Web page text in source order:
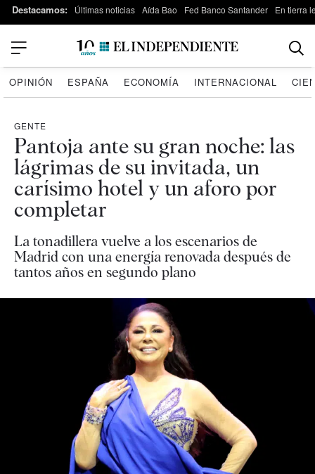
Destacamos: Últimas noticias Aída Bao Fed Banco Santander En tierra
OPINIÓN ESPAÑA ECONOMÍA INTERNACIONAL
GENTE
Pantoja ante su gran noche: las
lágrimas de su invitada, un
carísimo hotel y un aforo por
completar
La tonadillera vuelve a los escenarios de
Madrid con una energía renovada después de
tantos años en segundo plano